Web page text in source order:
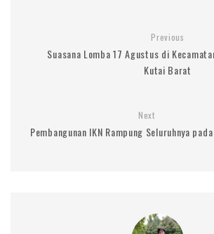
Previous
Suasana Lomba 17 Agustus di
Kutai Barat
Next
Pembangunan IKN Rampung Seluruhnya